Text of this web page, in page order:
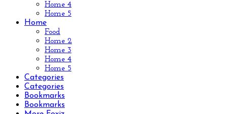
Home 4
Home 5
Home
Food
Home 2
Home 3
Home 4
Home 5
Categories
Categories
Bookmarks
Bookmarks